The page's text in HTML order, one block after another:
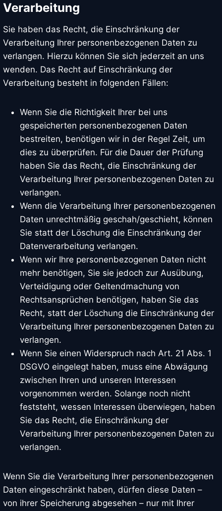
Verarbeitung
Sie haben das Recht, die Einschränkung der
Verarbeitung Ihrer personenbezogenen Daten zu
verlangen. Hierzu können Sie sich jederzeit an uns
wenden. Das Recht auf Einschränkung der
Verarbeitung besteht in folgenden Fällen:
Wenn Sie die Richtigkeit Ihrer bei uns
gespeicherten personenbezogenen Daten
bestreiten, benötigen wir in der Regel Zeit, um
dies zu überprüfen. Für die Dauer der Prüfung
haben Sie das Recht, die Einschränkung der
Verarbeitung Ihrer personenbezogenen Daten zu
verlangen.
Wenn die Verarbeitung Ihrer personenbezogenen
Daten unrechtmäßig geschah/geschieht, können
Sie statt der Löschung die Einschränkung der
Datenverarbeitung verlangen.
Wenn wir Ihre personenbezogenen Daten nicht
mehr benötigen, Sie sie jedoch zur Ausübung,
Verteidigung oder Geltendmachung von
Rechtsansprüchen benötigen, haben Sie das
Recht, statt der Löschung die Einschränkung der
Verarbeitung Ihrer personenbezogenen Daten zu
verlangen.
Wenn Sie einen Widerspruch nach Art. 21 Abs. 1
DSGVO eingelegt haben, muss eine Abwägung
zwischen Ihren und unseren Interessen
vorgenommen werden. Solange noch nicht
feststeht, wessen Interessen überwiegen, haben
Sie das Recht, die Einschränkung der
Verarbeitung Ihrer personenbezogenen Daten zu
verlangen.
Wenn Sie die Verarbeitung Ihrer personenbezogenen
Daten eingeschränkt haben, dürfen diese Daten –
von ihrer Speicherung abgesehen – nur mit Ihrer